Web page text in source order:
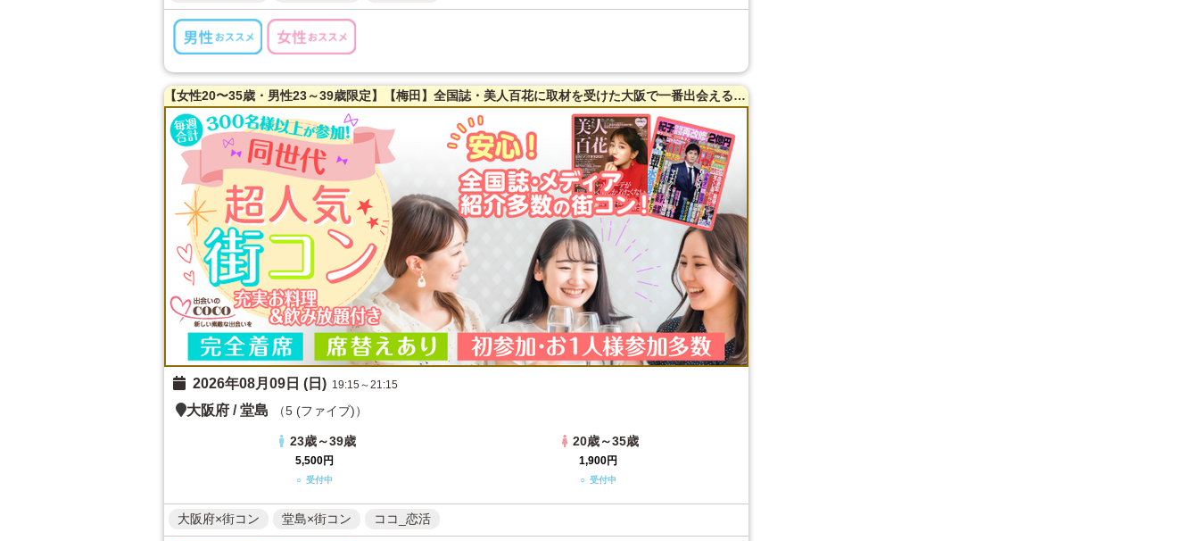
【女性20〜35歳・男性23～39歳限定】【梅田】全国誌・美人百花に取材を受けた大阪で一番出会える街コン☆【年収６００万以上☆ハイスペ男性限定！】【当たる！有名な女性占い師によるオラクルカード占いあり♪】同世代で楽しむ♪【充実お料理＆飲み放題付】LINE交換自由＆席がえあり！
2026年08月09日 (日) 19:15～21:15
大阪府 /堂島 （5 (ファイブ)）
23歳～39歳
5,500円
○ 受付中
20歳～35歳
1,900円
○ 受付中
大阪府×街コン 堂島×街コン ココ_恋活